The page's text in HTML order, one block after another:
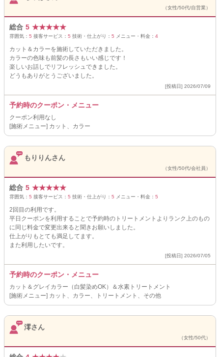
（女性/50代/自営業）
総合 5 ★★★★★
雰囲気： 5 接客サービス： 5 技術・仕上がり： 5 メニュー・料金： 4
カット＆カラーを施術していただきました。
カラーの色味も前髪の長さもいい感じです！
楽しいお話しでリフレッシュできました。
どうもありがとうございました。
[投稿日] 2026/07/09
予約時のクーポン・メニュー
クーポン利用なし
[施術メニュー] カット、カラー
もりりんさん
（女性/50代/会社員）
総合 5 ★★★★★
雰囲気： 5 接客サービス： 5 技術・仕上がり： 5 メニュー・料金： 5
2回目の利用です。
平日クーポンを利用することで予約時のトリートメントよりランク上のもの
に同じ料金で変更出来ると聞きお願いしました。
仕上がりもとても満足してます。
また利用したいです。
[投稿日] 2026/07/05
予約時のクーポン・メニュー
カット＆グレイカラー（白髪染めOK）＆水素トリートメント
[施術メニュー] カット、カラー、トリートメント、その他
澪さん
（女性/50代）